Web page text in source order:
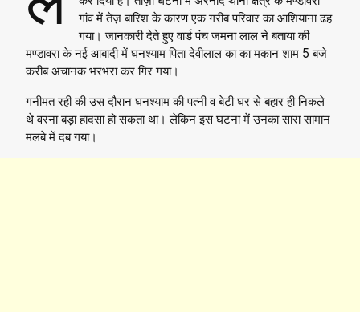
गांव में तेज़ बारिश के कारण एक गरीब परिवार का आशियाना ढह
गया। जानकारी देते हुए वार्ड पंच जमना लाल ने बताया की
मण्डावरा के नई आबादी में घनश्याम पिता देवीलाल का का मकान शाम 5 बजे
करीब अचानक भरभरा कर गिर गया।
गनीमत रही की उस दौरान घनश्याम की पत्नी व बेटी घर से बहार ही निकले
थे वरना बड़ा हादसा हो सकता था। लेकिन इस घटना में उनका सारा सामान
मलबे में दब गया।